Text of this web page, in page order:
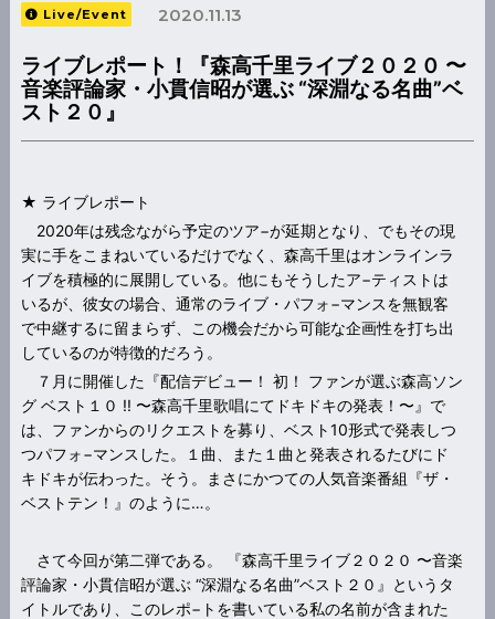
Live/Event 2020.11.13
ライブレポート！『森高千里ライブ２０２０ 〜
音楽評論家・小貫信昭が選ぶ “深淵なる名曲”ベ
スト２０』
★ ライブレポート
2020年は残念ながら予定のツア−が延期となり、でもその現
実に手をこまねいているだけでなく、森高千里はオンラインラ
イブを積極的に展開している。他にもそうしたア−ティストは
いるが、彼女の場合、通常のライブ・パフォ−マンスを無観客
で中継するに留まらず、この機会だから可能な企画性を打ち出
しているのが特徴的だろう。
７月に開催した『配信デビュー！ 初！ ファンが選ぶ森高ソン
グ ベスト１０ !! 〜森高千里歌唱にてドキドキの発表！〜』で
は、ファンからのリクエストを募り、ベスト10形式で発表しつ
つパフォ−マンスした。１曲、また１曲と発表されるたびにド
キドキが伝わった。そう。まさにかつての人気音楽番組『ザ・
ベストテン！』のように…。
さて今回が第二弾である。 『森高千里ライブ２０２０ 〜音楽
評論家・小貫信昭が選ぶ “深淵なる名曲”ベスト２０』というタ
イトルであり、このレポ−トを書いている私の名前が含まれた